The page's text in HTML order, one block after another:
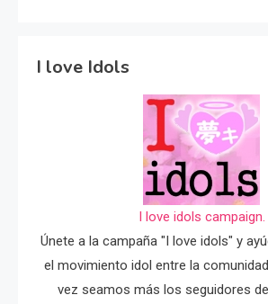
I love Idols
I love idols campaign.
Únete a la campaña "I love idols" y
el movimiento idol entre la
vez seamos más los seguidores